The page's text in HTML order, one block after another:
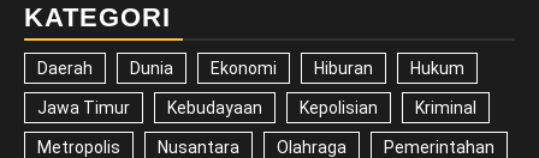
KATEGORI
Daerah Dunia Ekonomi Hiburan Hukum
Jawa Timur Kebudayaan Kepolisian Kriminal
Metropolis Nusantara Olahraga Pemerintahan